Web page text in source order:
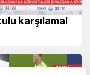
karşılama!